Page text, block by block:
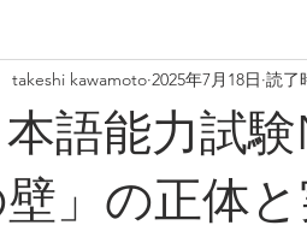
不法就労 在留期間 身分
外国人雇用（コミュニケーション編）
本語能力試
」の正体
takeshi kawamoto 2025年7月18日 読了